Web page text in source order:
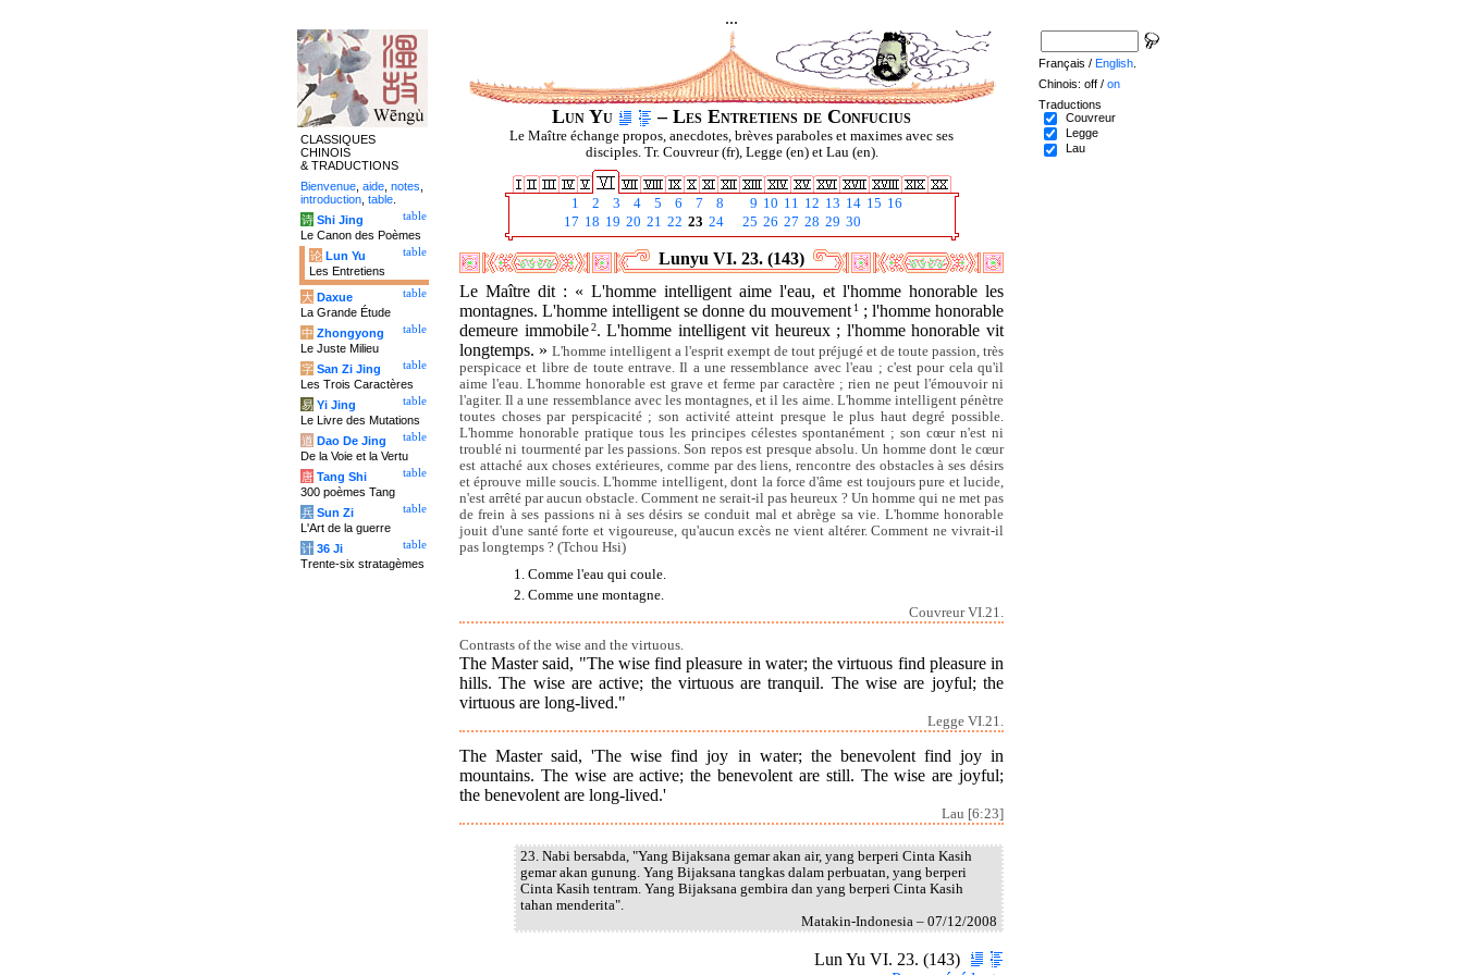
...
Lun Yu – Les Entretiens de Confucius
Le Maître échange propos, anecdotes, brèves paraboles et maximes avec ses
disciples. Tr. Couvreur (fr), Legge (en) et Lau (en).
1 2 3 4 5 6 7 8 9 10 11 12 13 14 15 16
17 18 19 20 21 22 23 24 25 26 27 28 29 30
Lunyu VI. 23. (143)
Le Maître dit : « L'homme intelligent aime l'eau, et l'homme honorable les
montagnes. L'homme intelligent se donne du mouvement 1
; l'homme honorable
demeure immobile 2. L'homme intelligent vit heureux ; l'homme honorable vit
longtemps. » L'homme intelligent a l'esprit exempt de tout préjugé et de toute passion, très
perspicace et libre de toute entrave. Il a une ressemblance avec l'eau ; c'est pour cela qu'il
aime l'eau. L'homme honorable est grave et ferme par caractère ; rien ne peut l'émouvoir ni
l'agiter. Il a une ressemblance avec les montagnes, et il les aime. L'homme intelligent pénètre
toutes choses par perspicacité ; son activité atteint presque le plus haut degré possible.
L'homme honorable pratique tous les principes célestes spontanément ; son cœur n'est ni
troublé ni tourmenté par les passions. Son repos est presque absolu. Un homme dont le cœur
est attaché aux choses extérieures, comme par des liens, rencontre des obstacles à ses désirs
et éprouve mille soucis. L'homme intelligent, dont la force d'âme est toujours pure et lucide,
n'est arrêté par aucun obstacle. Comment ne serait-il pas heureux ? Un homme qui ne met pas
de frein à ses passions ni à ses désirs se conduit mal et abrège sa vie. L'homme honorable
jouit d'une santé forte et vigoureuse, qu'aucun excès ne vient altérer. Comment ne vivrait-il
pas longtemps ? (Tchou Hsi)
1. Comme l'eau qui coule.
2. Comme une montagne.
Couvreur VI.21.
Contrasts of the wise and the virtuous.
The Master said, "The wise find pleasure in water; the virtuous find pleasure in
hills. The wise are active; the virtuous are tranquil. The wise are joyful; the
virtuous are long-lived."
Legge VI.21.
The Master said, 'The wise find joy in water; the benevolent find joy in
mountains. The wise are active; the benevolent are still. The wise are joyful;
the benevolent are long-lived.'
Lau [6:23]
23. Nabi bersabda, "Yang Bijaksana gemar akan air, yang berperi Cinta Kasih
gemar akan gunung. Yang Bijaksana tangkas dalam perbuatan, yang berperi
Cinta Kasih tentram. Yang Bijaksana gembira dan yang berperi Cinta Kasih
tahan menderita".
Matakin-Indonesia – 07/12/2008
Lun Yu VI. 23. (143)
CLASSIQUES
CHINOIS
& TRADUCTIONS
Bienvenue aide notes
introduction table
table
诗 Shi Jing
Le Canon des Poèmes
table
论 Lun Yu
Les Entretiens
table
大 Daxue
La Grande Étude
table
中 Zhongyong
Le Juste Milieu
table
字 San Zi Jing
Les Trois Caractères
table
易 Yi Jing
Le Livre des Mutations
table
道 Dao De Jing
De la Voie et la Vertu
table
唐 Tang Shi
300 poèmes Tang
table
兵 Sun Zi
L'Art de la guerre
table
计 36 Ji
Trente-six stratagèmes
Français / English
Chinois: off / on
Traductions
Couvreur
Legge
Lau